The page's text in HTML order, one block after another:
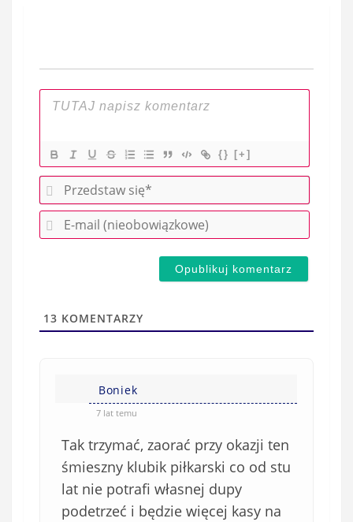
{} [+]
P
r
e
w
E
-
(
13 KOMENTARZY
Boniek
7 lat temu
Tak trzymać, zaorać przy okazji ten
śmieszny klubik piłkarski co od stu
lat nie potrafi własnej dupy
podetrzeć i będzie więcej kasy na